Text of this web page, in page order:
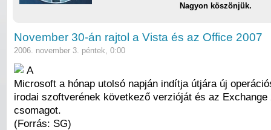
Nagyon köszönjük.
November 30-án rajtol a Vista és az Office 2007
2006. november 3. péntek, 0:00
A
Microsoft a hónap utolsó napján indítja útjára új
irodai szoftverének következő verzióját és az Exchange
csomagot.
(Forrás: SG)